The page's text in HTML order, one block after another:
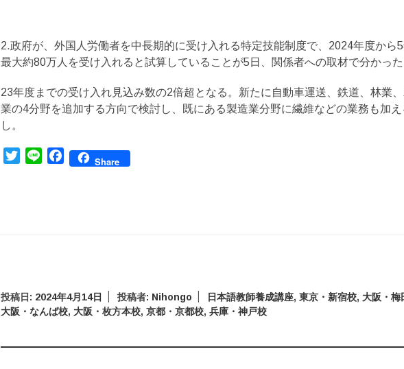
2.政府が、外国人労働者を中長期的に受け入れる特定技能制度で、2024年度から
最大約80万人を受け入れると試算していることが5日、関係者への取材で分かった
23年度までの受け入れ見込み数の2倍超となる。新たに自動車運送、鉄道、林業
業の4分野を追加する方向で検討し、既にある製造業分野に繊維などの業務も加え
し。
TwitterLine FacebookShare
投稿日: 2024年4月14日 投稿者: Nihongo 日本語教師養成講座,東京・新宿校, 大阪・梅
大阪・なんば校, 大阪・枚方本校,京都・京都校,兵庫・神戸校